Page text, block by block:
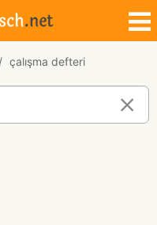
çalışma defteri